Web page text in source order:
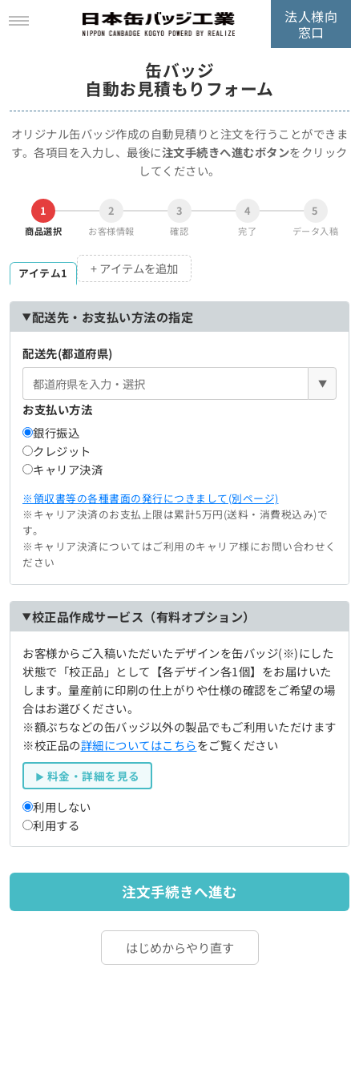
法人様向
窓口
缶バッジ
自動お見積もりフォーム
オリジナル缶バッジ作成の自動見積りと注文を行うことができま
す。各項目を入力し、最後に注文手続きへ進むボタンをクリック
してください。
1
商品選択
2
お客様情報
3
確認
4
完了
5
データ入稿
アイテム1 + アイテムを追加
配送先・お支払い方法の指定
配送先(都道府県)
▼
お支払い方法
銀行振込
クレジット
キャリア決済
※領収書等の各種書面の発行につきまして(別ページ)
※キャリア決済のお支払上限は累計5万円(送料・消費税込み)で
す。
※キャリア決済についてはご利用のキャリア様にお問い合わせく
ださい
校正品作成サービス（有料オプション）
お客様からご入稿いただいたデザインを缶バッジ(※)にした
状態で「校正品」として【各デザイン各1個】をお届けいた
します。量産前に印刷の仕上がりや仕様の確認をご希望の場
合はお選びください。
※額ぷちなどの缶バッジ以外の製品でもご利用いただけます
※校正品の詳細についてはこちらをご覧ください
料金・詳細を見る
利用しない
利用する
注文手続きへ進む
はじめからやり直す